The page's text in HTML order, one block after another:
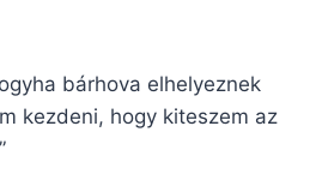
bárhova elhelyeznek
kezdeni, hogy kiteszem az